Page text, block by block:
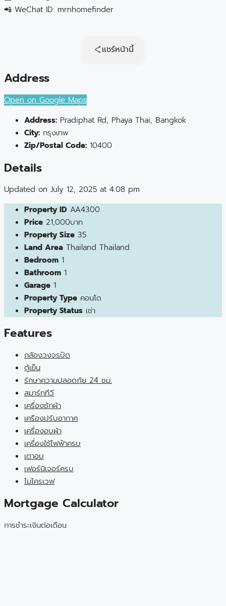
📲 WeChat ID: mrnhomefinder
แชร์หน้านี้
Address
Open on Google Maps
Address: Pradiphat Rd, Phaya Thai, Bangkok
City: กรุงเทพ
Zip/Postal Code: 10400
Details
Updated on July 12, 2025 at 4:08 pm
Property ID AA4300
Price 21,000บาท
Property Size 35
Land Area Thailand Thailand
Bedroom 1
Bathroom 1
Garage 1
Property Type คอนโด
Property Status เช่า
Features
กล้องวงจรปิด
ตู้เย็น
รักษาความปลอดภัย 24 ชม.
สมาร์ททีวี
เครื่องซักผ้า
เครืองปรับอากาศ
เครื่องอบผ้า
เครื่องใช้ไฟฟ้าครบ
เตาอบ
เฟอร์นิเจอร์ครบ
ไมโครเวฟ
Mortgage Calculator
การชำระเงินต่อเดือน